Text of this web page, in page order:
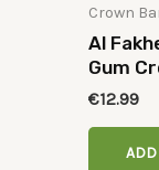
Crown
Al
Gum
€12.99
ADD